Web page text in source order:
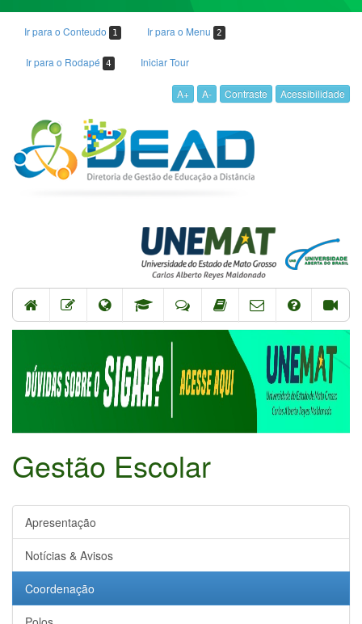
Ir para o Conteudo 1 Ir para o Menu 2
Ir para o Rodapé 4 Iniciar Tour
A+ A- Contraste Acessibilidade
Gestão Escolar
Apresentação
Notícias & Avisos
Coordenação